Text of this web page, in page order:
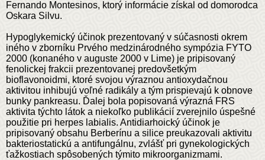
Fernando Montesinos, ktorý informácie získal od domorodca
Oskara Silvu.
Hypoglykemický účinok prezentovaný v súčasnosti okrem
iného v zborníku Prvého medzinárodného sympózia FYTO
2000 (konaného v auguste 2000 v Lime) je pripisovaný
fenolickej frakcii prezentovanej predovšetkým
bioflavonoidmi, ktoré svojou výraznou antioxydačnou
aktivitou inhibujú voľné radikály a tým prispievajú k obnove
bunky pankreasu. Ďalej bola popisovaná výrazná FRS
aktivita týchto látok a niekoľko publikácií zverejnilo úspešné
použitie pri herpes labialis. Antidiarhoický účinok je
pripisovaný obsahu Berberínu a silice preukazovali aktivitu
bakteriostatickú a antifungálnu, zvlášť pri gynekologických
ťažkostiach spôsobených týmito mikroorganizmami.